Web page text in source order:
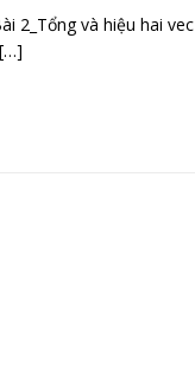
2_Tổng và hiệu hai vec
[…]